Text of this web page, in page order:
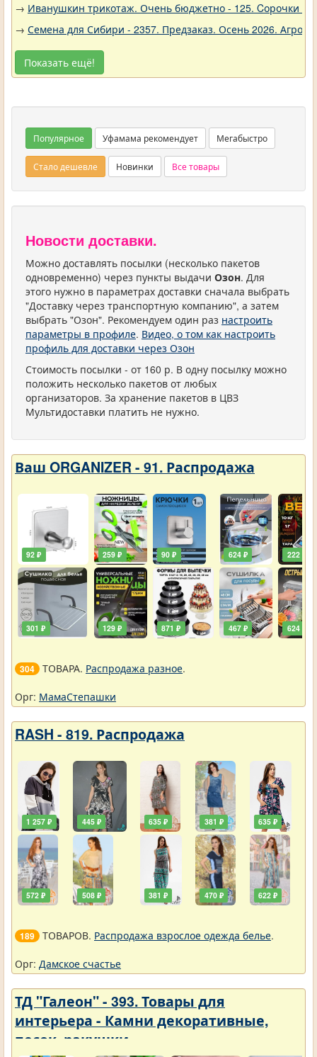
→ Иванушкин трикотаж. Очень бюджетно - 125. Cорочки
→ Семена для Сибири - 2357. Предзаказ. Осень 2026.
Показать ещё!
Популярное Уфамама рекомендует Мегабыстро
Стало дешевле Новинки Все товары
Новости доставки.
Можно доставлять посылки (несколько пакетов
одновременно) через пункты выдачи Озон. Для
этого нужно в параметрах доставки сначала выбрать
"Доставку через транспортную компанию", а затем
выбрать "Озон". Рекомендуем один раз настроить
параметры в профиле. Видео, о том как настроить
профиль для доставки через Озон
Стоимость посылки - от 160 р. В одну посылку можно
положить несколько пакетов от любых
организаторов. За хранение пакетов в ЦВЗ
Мультидоставки платить не нужно.
Ваш ORGANIZER - 91. Распродажа
92 ₽
301 ₽
259 ₽
129 ₽
90 ₽
871 ₽
624 ₽
467 ₽
222 ₽
624 ₽
304 ТОВАРА. Распродажа разное.
Орг: МамаСтепашки
RASH - 819. Распродажа
1 257 ₽
572 ₽
445 ₽
508 ₽
635 ₽
381 ₽
381 ₽
470 ₽
635 ₽
622 ₽
189 ТОВАРОВ. Распродажа взрослое одежда белье.
Орг: Дамское счастье
ТД "Галеон" - 393. Товары для
интерьера - Камни декоративные,
песок, ракушки